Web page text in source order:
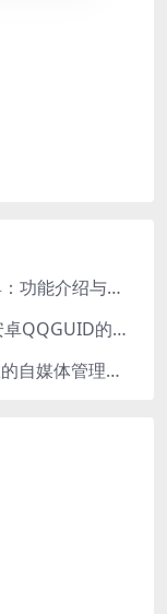
微信提取群成员微信号和VXid工具：功能介绍与使用指南
QQ安卓提GUID：高效提取常用安卓QQGUID的新工具
虎鲸微头条发布软件——智能高效的自媒体管理工具